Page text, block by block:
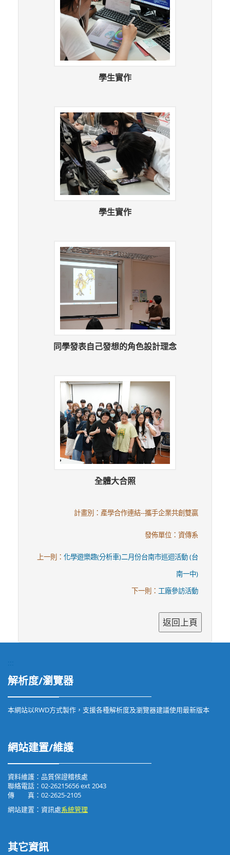
學生實作
學生實作
同學發表自己發想的角色設計理念
全體大合照
計畫別：產學合作連結--攜手企業共創雙贏
發佈單位：資傳系
上一則：化學遊樂趣(分析車)二月份台南市巡迴活動 (台
南一中)
下一則： 工廠參訪活動
解析度/瀏覽器
本網站以RWD方式製作，支援各種解析度及瀏覽器建議使用最新版本
網站建置/維護
資料維護：品質保證稽核處
聯絡電話：02-26215656 ext 2043
傳 真：02-2625-2105
網站建置：資訊處系統管理
其它資訊